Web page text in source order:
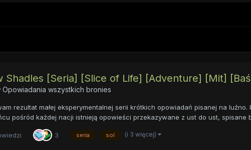
Shadles [Seria] [Slice of Life] [Adventure] [Mit]
Opowiadania wszystkich bronies
rezultat małej eksperymentalnej serii krótkich opowiadań pisanej na
pośród każdej nacji istnieją opowieści przekazywane z ust do ust, spisane
3 seria sol (i 3 więcej)